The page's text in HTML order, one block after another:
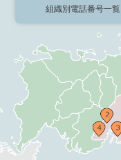
組織別電話番号一覧